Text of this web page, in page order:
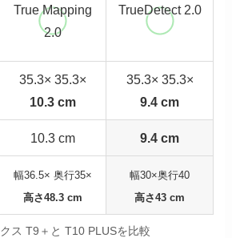
True Mapping
2.0
TrueDetect 2.0
35.3× 35.3×
10.3 cm
35.3× 35.3×
9.4 cm
10.3 cm 9.4 cm
幅36.5× 奥行35×
高さ48.3 cm
幅30×奥行40
高さ43 cm
ス T9＋と T10 PLUSを比較